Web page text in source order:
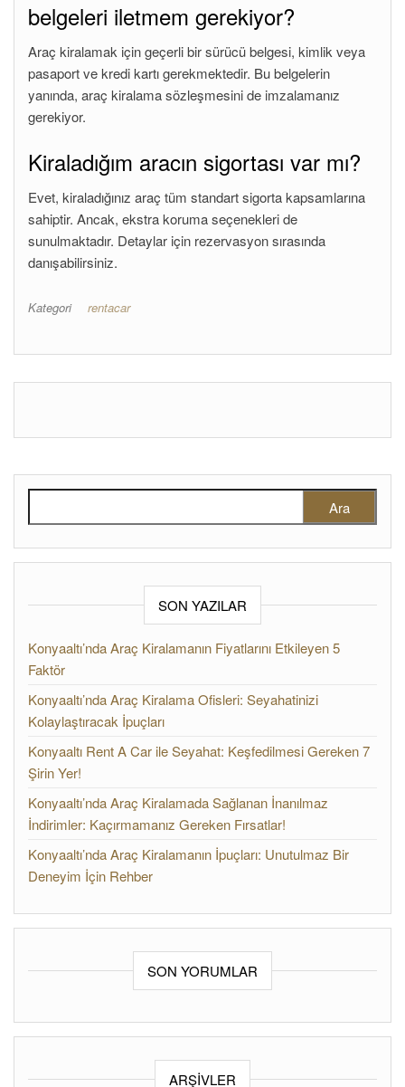
belgeleri iletmem gerekiyor?
Araç kiralamak için geçerli bir sürücü belgesi, kimlik veya
pasaport ve kredi kartı gerekmektedir. Bu belgelerin
yanında, araç kiralama sözleşmesini de imzalamanız
gerekiyor.
Kiraladığım aracın sigortası var mı?
Evet, kiraladığınız araç tüm standart sigorta kapsamlarına
sahiptir. Ancak, ekstra koruma seçenekleri de
sunulmaktadır. Detaylar için rezervasyon sırasında
danışabilirsiniz.
Kategori rentacar
SON YAZILAR
Konyaaltı’nda Araç Kiralamanın Fiyatlarını Etkileyen 5
Faktör
Konyaaltı’nda Araç Kiralama Ofisleri: Seyahatinizi
Kolaylaştıracak İpuçları
Konyaaltı Rent A Car ile Seyahat: Keşfedilmesi Gereken 7
Şirin Yer!
Konyaaltı’nda Araç Kiralamada Sağlanan İnanılmaz
İndirimler: Kaçırmamanız Gereken Fırsatlar!
Konyaaltı’nda Araç Kiralamanın İpuçları: Unutulmaz Bir
Deneyim İçin Rehber
SON YORUMLAR
ARŞIVLER